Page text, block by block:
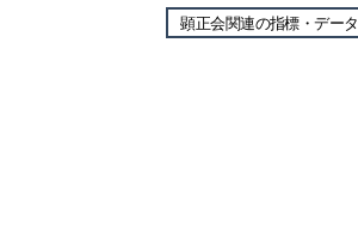
顕正会関連の指標・データ